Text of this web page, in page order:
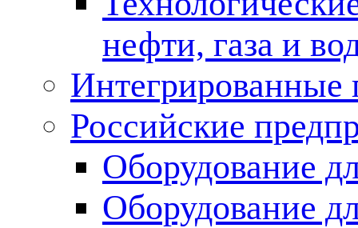
нефти, газа и
Российские
Оборудование
Оборудование